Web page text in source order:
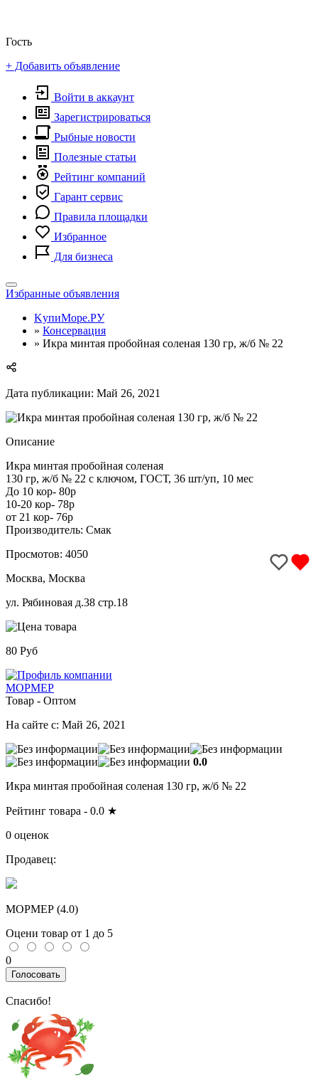
Гость
+ Добавить объявление
Войти в аккаунт
Зарегистрироваться
Рыбные новости
Полезные статьи
Рейтинг компаний
Гарант сервис
Правила площадки
Избранное
Для бизнеса
Toggle
navigation
Избранные объявления
KупиМоре.РУ
» Консервация
» Икра минтая пробойная соленая 130 гр, ж/б № 22
Дата публикации: Май 26, 2021
Описание
Икра минтая пробойная соленая
130 гр, ж/б № 22 с ключом, ГОСТ, 36 шт/уп, 10 мес
До 10 кор- 80р
10-20 кор- 78р
от 21 кор- 76р
Производитель: Смак
Просмотов: 4050
Москва, Москва
ул. Рябиновая д.38 стр.18
80 Руб
МОРМЕР
Товар - Оптом
На сайте с: Май 26, 2021
0.0
Икра минтая пробойная соленая 130 гр, ж/б № 22
Рейтинг товара - 0.0 ★
0 оценок
Продавец:
МОРМЕР (4.0)
Оцени товар от 1 до 5
0
Голосовать
Спасибо!